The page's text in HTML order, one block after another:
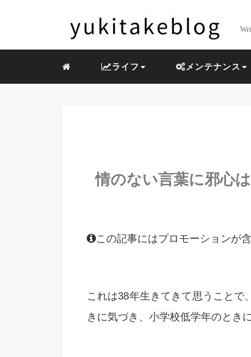
ライフ メンテナンス
情のない言葉に邪心
この記事にはプロモーションが
これは38年生きてきて思うことで
きに気づき、小学校低学年のとき